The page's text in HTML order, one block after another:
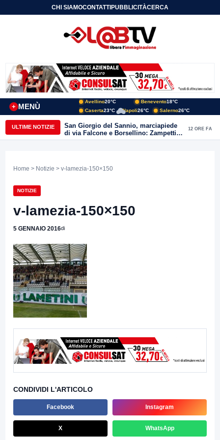
CHI SIAMOCONTATTIPUBBLICITÀCERCA
MENÙ
+
Avellino20°C Benevento18°C
Caserta23°C Napoli26°C Salerno26°C
ULTIME NOTIZIE
San Giorgio del Sannio, marciapiede
di via Falcone e Borsellino: Zampetti e
Lombardi replicano alle polemiche
12 ORE FA
Home > Notizie > v-lamezia-150×150
NOTIZIE
v-lamezia-150×150
5 GENNAIO 2016di
CONDIVIDI L'ARTICOLO
Facebook Instagram
X WhatsApp